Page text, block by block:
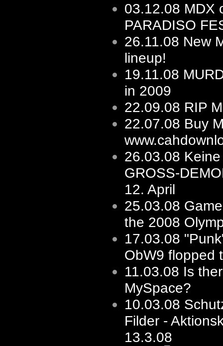
03.12.08 MDX
PARADISO
26.11.08 New
lineup!
19.11.08
in 2009
22.09.08 RIP
22.07.08 Buy
26.03.08
GROSS-
12. April
25.03.08
the 2008
17.03.08
ObW9 flopped
11.03.08 Is
MySpace?
10.03.08
Filder -
13.3.08